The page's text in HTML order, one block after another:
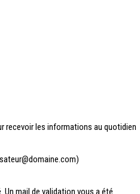
recevoir les informations au quotidien
mail de validation vous a été